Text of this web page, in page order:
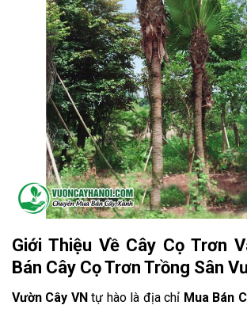
Giới Thiệu Về Cây Cọ Trơn
Bán Cây Cọ Trơn Trồng Sân
Vườn Cây VNtự hào là địa chỉ Mua Bán